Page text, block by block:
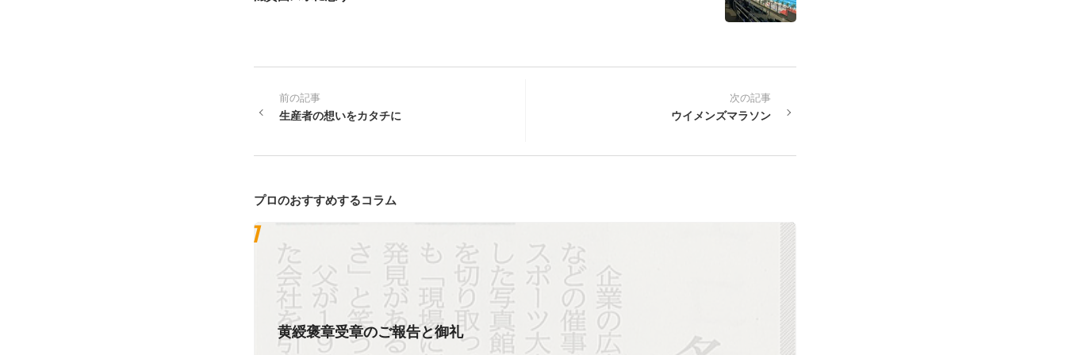
前の記事
生産者の想いをカタチに
次の記事
ウイメンズマラソン
プロのおすすめするコラム
黄綬褒章受章のご報告と御礼